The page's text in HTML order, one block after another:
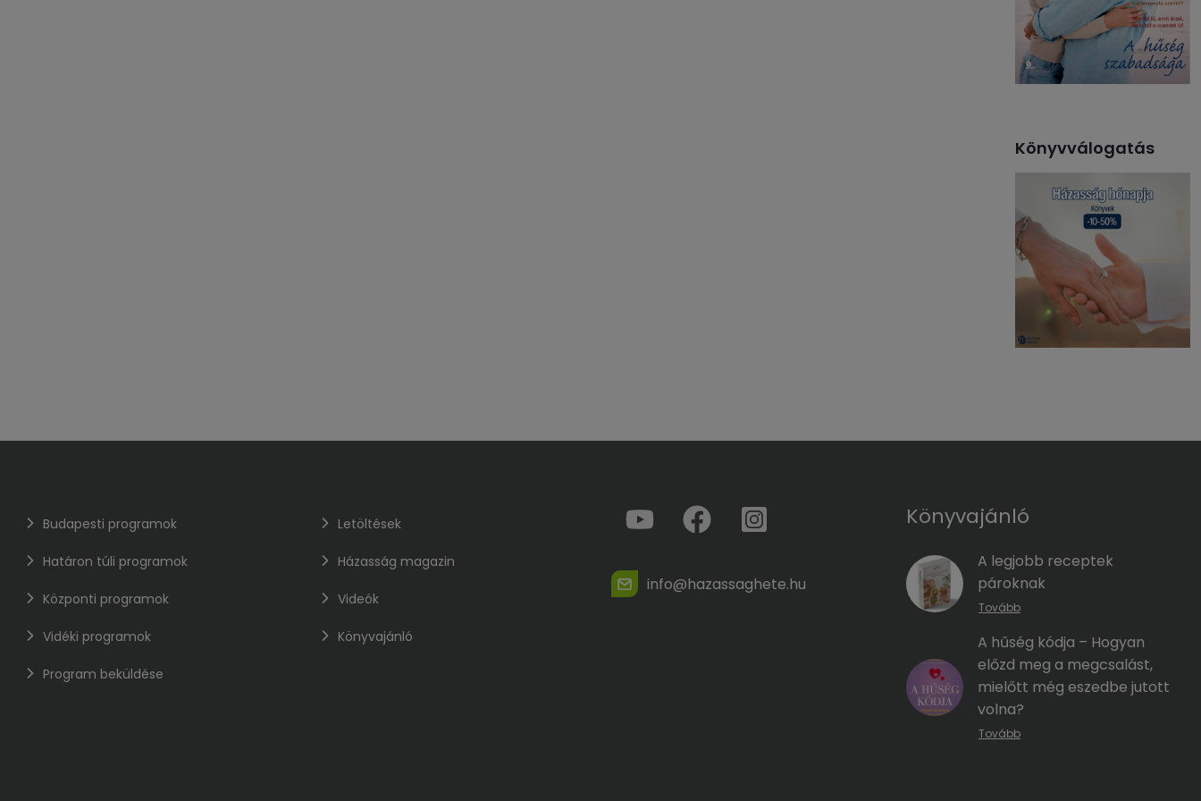
Könyvválogatás
Budapesti programok
Határon túli programok
Központi programok
Vidéki programok
Program beküldése
Letöltések
Házasság magazin
Videók
Könyvajánló
info@hazassaghete.hu
Könyvajánló
A legjobb receptek
pároknak
Tovább
A hűség kódja – Hogyan
előzd meg a megcsalást,
mielőtt még eszedbe jutott
volna?
Tovább